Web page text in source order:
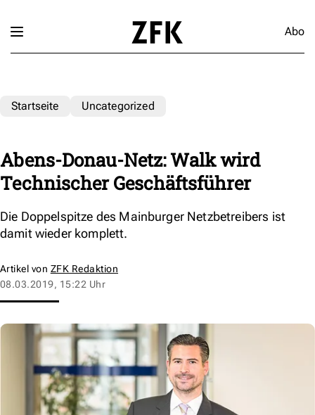
Abo
Startseite Uncategorized
Abens-Donau-Netz: Walk wird
Technischer Geschäftsführer
Die Doppelspitze des Mainburger Netzbetreibers ist
damit wieder komplett.
Artikel von ZFK Redaktion
08.03.2019, 15:22 Uhr